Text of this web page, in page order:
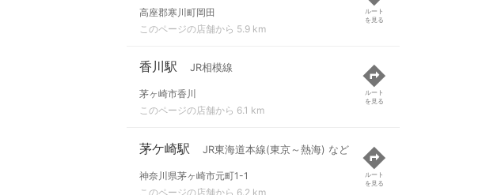
高座郡寒川町岡田
このページの店舗から 5.9 km
ルート
を見る
香川駅 JR相模線
茅ヶ崎市香川
このページの店舗から 6.1 km
ルート
を見る
茅ケ崎駅 JR東海道本線(東京～熱海) など
神奈川県茅ヶ崎市元町1-1
このページの店舗から 6.2 km
ルート
を見る